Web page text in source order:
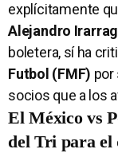
explícitamente
Alejandro
boletera, sí ha
Futbol (FMF) por
socios que a los
El México vs
del Tri para el